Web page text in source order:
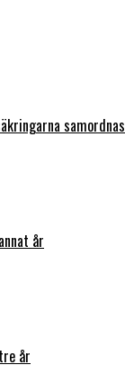
samordnas
år
år